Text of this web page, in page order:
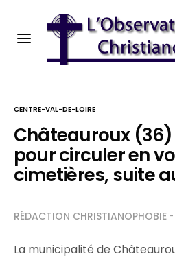
CENTRE-VAL-DE-LOIRE
Châteauroux
pour circuler en
cimetières, suite
RÉDACTION CHRISTIANOPHOBIE
La municipalité de